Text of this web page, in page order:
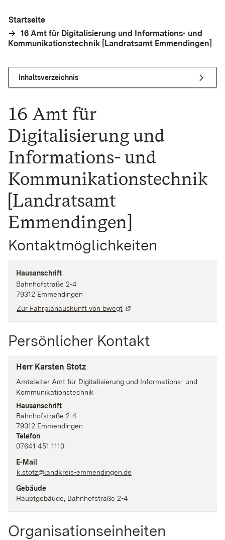
Startseite
16 Amt für Digitalisierung und Informations- und
Kommunikationstechnik [Landratsamt Emmendingen]
Inhaltsverzeichnis
16 Amt für
Digitalisierung und
Informations- und
Kommunikationstechnik
[Landratsamt
Emmendingen]
Kontaktmöglichkeiten
Hausanschrift
Bahnhofstraße 2-4
79312 Emmendingen
Zur Fahrplanauskunft von bwegt
Persönlicher Kontakt
Herr Karsten Stotz
Amtsleiter Amt für Digitalisierung und Informations- und
Kommunikationstechnik
Hausanschrift
Bahnhofstraße 2-4
79312 Emmendingen
Telefon
07641 451 1110
E-Mail
k.stotz@landkreis-emmendingen.de
Gebäude
Hauptgebäude, Bahnhofstraße 2-4
Organisationseinheiten